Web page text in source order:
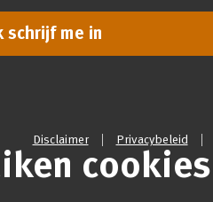
schrijf me in
Disclaimer Privacybeleid
cookies